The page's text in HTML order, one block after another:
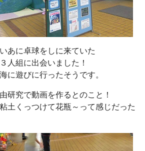
あに卓球をしに来ていた
人組に出会いました！
に遊びに行ったそうです。
研究で動画を作るとのこと！
土くっつけて花瓶～って感じだった